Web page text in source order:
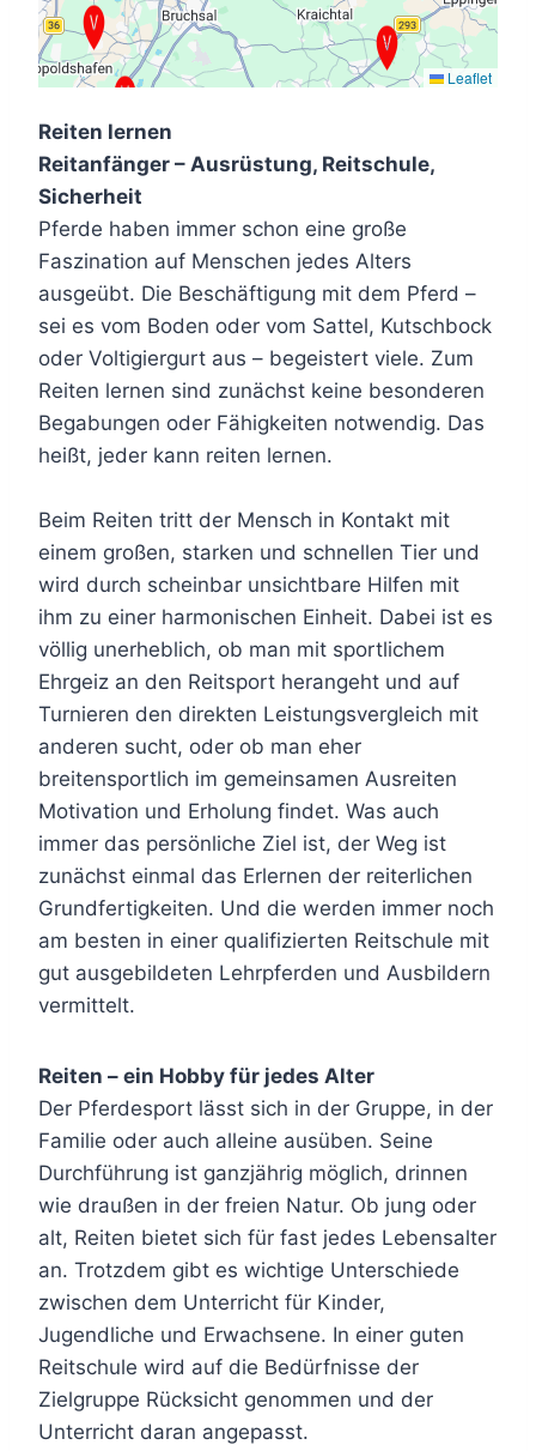
Leaflet
Reiten lernen
Reitanfänger – Ausrüstung, Reitschule,
Sicherheit
Pferde haben immer schon eine große
Faszination auf Menschen jedes Alters
ausgeübt. Die Beschäftigung mit dem Pferd –
sei es vom Boden oder vom Sattel, Kutschbock
oder Voltigiergurt aus – begeistert viele. Zum
Reiten lernen sind zunächst keine besonderen
Begabungen oder Fähigkeiten notwendig. Das
heißt, jeder kann reiten lernen.
Beim Reiten tritt der Mensch in Kontakt mit
einem großen, starken und schnellen Tier und
wird durch scheinbar unsichtbare Hilfen mit
ihm zu einer harmonischen Einheit. Dabei ist es
völlig unerheblich, ob man mit sportlichem
Ehrgeiz an den Reitsport herangeht und auf
Turnieren den direkten Leistungsvergleich mit
anderen sucht, oder ob man eher
breitensportlich im gemeinsamen Ausreiten
Motivation und Erholung findet. Was auch
immer das persönliche Ziel ist, der Weg ist
zunächst einmal das Erlernen der reiterlichen
Grundfertigkeiten. Und die werden immer noch
am besten in einer qualifizierten Reitschule mit
gut ausgebildeten Lehrpferden und Ausbildern
vermittelt.
Reiten – ein Hobby für jedes Alter
Der Pferdesport lässt sich in der Gruppe, in der
Familie oder auch alleine ausüben. Seine
Durchführung ist ganzjährig möglich, drinnen
wie draußen in der freien Natur. Ob jung oder
alt, Reiten bietet sich für fast jedes Lebensalter
an. Trotzdem gibt es wichtige Unterschiede
zwischen dem Unterricht für Kinder,
Jugendliche und Erwachsene. In einer guten
Reitschule wird auf die Bedürfnisse der
Zielgruppe Rücksicht genommen und der
Unterricht daran angepasst.